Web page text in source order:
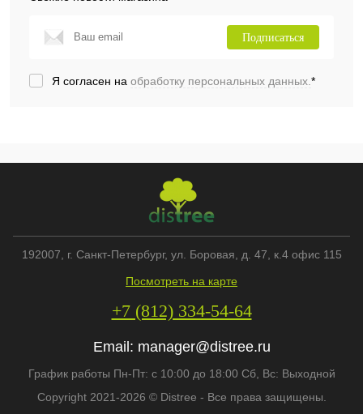
Подписаться
Я согласен на обработку персональных данных.*
192007 , г. Санкт-Петербург, ул. Боровая, д. 47, к.4 офис 115
Посмотреть на карте
+7 (812) 334-54-64
Email: manager@distree.ru
График работы Пн-Пт: с 10:00 до 18:00 Сб, Вс: Выходной
Copyright 2021-2026 © Distree - Все права защищены.